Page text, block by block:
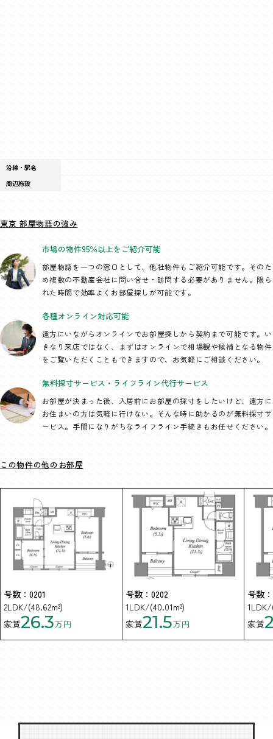
沿線・駅名
周辺施設
東京 部屋物語の強み
市場の物件95％以上を ご紹介可能
部屋物語を一つの窓口として、他社物件もご紹介可能です。そのた
め複数の不動産会社に問い合せ・訪問する必要がありません。限ら
れた時間で効率よくお部屋探しが可能です。
各種オンライン対応可能
遠方にいながらオンラインでお部屋探しから契約まで可能です。い
きなり来店ではなく、まずはオンラインで相場観や候補となる物件
をご覧いただくこともできますので、お気軽にご相談ください。
無料採寸サービス・ ライフライン代行サービス
お部屋が決まった後、入居前にお部屋の採寸をしたいけど、遠方に
お住まいの方は気軽に行けない。そんな時に助かるのが無料採寸サ
ービス。手間になりがちなライフライン手続きもお任せください。
この物件の他のお部屋
号数：0201
2LDK/(48.62m²)
家賃26.3万円
号数：0202
1LDK/(40.01m²)
家賃21.5万円
号数
1LDK/
家賃